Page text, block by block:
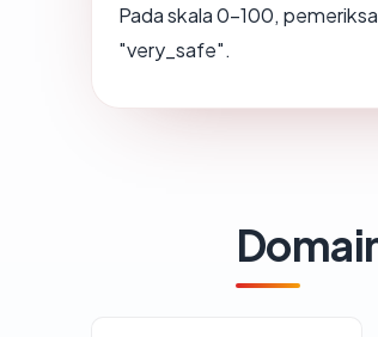
Pada skala 0-100,
"very_safe".